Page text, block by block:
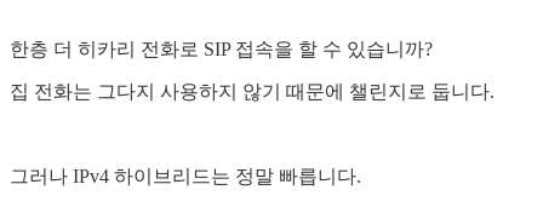
한층 더 히카리 전화로 SIP 접속을 할 수 있습니까?
집 전화는 그다지 사용하지 않기 때문에 챌린지로 둡니다.
그러나 IPv4 하이브리드는 정말 빠릅니다.